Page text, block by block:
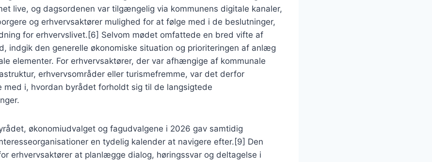
live, og dagsordenen var tilgængelig via kommunens digitale kanaler,
og erhvervsaktører mulighed for at følge med i de beslutninger,
for erhvervslivet.[6] Selvom mødet omfattede en bred vifte af
indgik den generelle økonomiske situation og prioriteringen af anlæg
elementer. For erhvervsaktører, der var afhængige af kommunale
erhvervsområder eller turismefremme, var det derfor
i, hvordan byrådet forholdt sig til de langsigtede
økonomiudvalget og fagudvalgene i 2026 gav samtidig
en tydelig kalender at navigere efter.[9] Den
erhvervsaktører at planlægge dialog, høringssvar og deltagelse i